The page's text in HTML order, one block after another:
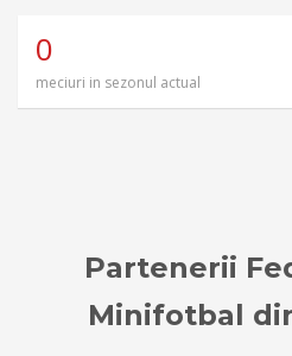
0
meciuri in sezonul actual
Partenerii
Minifotbal